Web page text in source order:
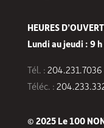
HEURES
Lundi au jeudi : 9 h
Tél. : 204.231.7036
Téléc. :
© 2025 Le 100